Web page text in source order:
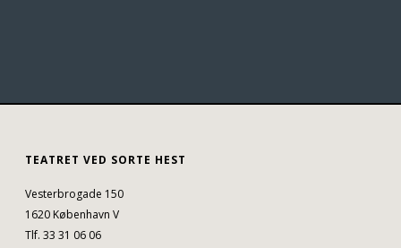
TEATRET VED SORTE HEST
Vesterbrogade 150
1620 København V
Tlf. 33 31 06 06